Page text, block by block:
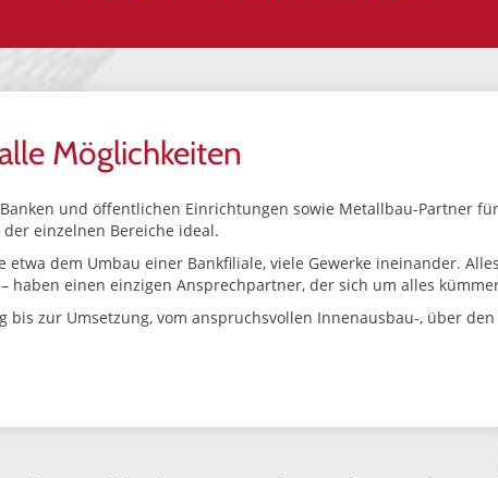
Möglichkeiten
Banken und öffentlichen Einrichtungen sowie Metallbau-Partner
einzelnen Bereiche ideal.
etwa dem Umbau einer Bankfiliale, viele Gewerke ineinander.
haben einen einzigen Ansprechpartner, der sich um alles
bis zur Umsetzung, vom anspruchsvollen Innenausbau-, über